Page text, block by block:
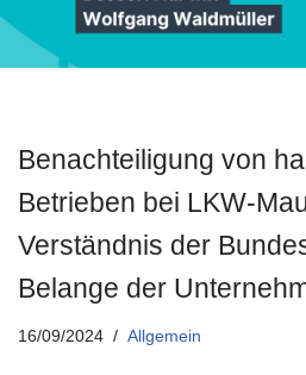
Benachteiligung von
Betrieben bei LKW-
Verständnis der
Belange der
16/09/2024 Allgemein